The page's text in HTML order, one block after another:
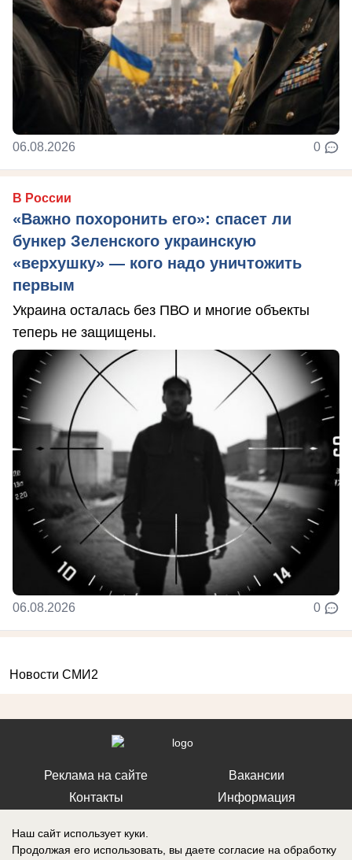
06.08.2026 0
В России
«Важно похоронить его»: спасет ли
бункер Зеленского украинскую
«верхушку» — кого надо уничтожить
первым
Украина осталась без ПВО и многие объекты
теперь не защищены.
06.08.2026 0
Новости СМИ2
Реклама на сайте
Контакты
Вакансии
Информация
Наш сайт использует куки.
Продолжая его использовать, вы даете согласие на обработку